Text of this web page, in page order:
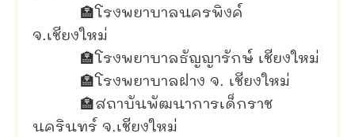
🏣 โรงพยาบาลนครพิงค์
จ.เชียงใหม่
🏣 โรงพยาบาลธัญญารักษ์ เชียงใหม่
🏣 โรงพยาบาลฝาง จ. เชียงใหม่
🏣 สถาบันพัฒนาการเด็กราช
นครินทร์ จ.เชียงใหม่